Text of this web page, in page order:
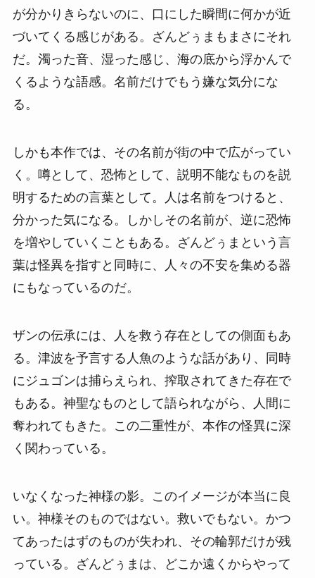
が分かりきらないのに、口にした瞬間に何かが近
づいてくる感じがある。ざんどぅまもまさにそれ
だ。濁った音、湿った感じ、海の底から浮かんで
くるような語感。名前だけでもう嫌な気分にな
る。
しかも本作では、その名前が街の中で広がってい
く。噂として、恐怖として、説明不能なものを説
明するための言葉として。人は名前をつけると、
分かった気になる。しかしその名前が、逆に恐怖
を増やしていくこともある。ざんどぅまという言
葉は怪異を指すと同時に、人々の不安を集める器
にもなっているのだ。
ザンの伝承には、人を救う存在としての側面もあ
る。津波を予言する人魚のような話があり、同時
にジュゴンは捕らえられ、搾取されてきた存在で
もある。神聖なものとして語られながら、人間に
奪われてもきた。この二重性が、本作の怪異に深
く関わっている。
いなくなった神様の影。このイメージが本当に良
い。神様そのものではない。救いでもない。かつ
てあったはずのものが失われ、その輪郭だけが残
っている。ざんどぅまは、どこか遠くからやって